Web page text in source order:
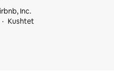
Inc.
Kushtet